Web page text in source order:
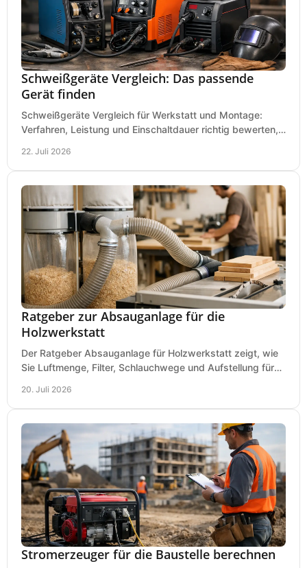
Schweißgeräte Vergleich: Das passende
Gerät finden
Schweißgeräte Vergleich für Werkstatt und Montage:
Verfahren, Leistung und Einschaltdauer richtig bewerten,
22. Juli 2026
Ratgeber zur Absauganlage für die
Holzwerkstatt
Der Ratgeber Absauganlage für Holzwerkstatt zeigt, wie
Sie Luftmenge, Filter, Schlauchwege und Aufstellung für
20. Juli 2026
Stromerzeuger für die Baustelle berechnen